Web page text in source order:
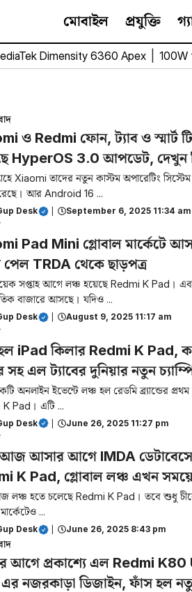
মোবাইল প্রযুক্তি
Dimensity 6360 Apex 100W
ও Redmi ফোন, ট্যাব ও স্মার্ট
HyperOS 3.0 আপডেট, দেখুন
Xiaomi তাদের নতুন কাস্টম অপারেটিং
আর Android 16 ...
Desk September 6, 2025 11:34 am
Pad Mini গ্লোবাল মার্কেটে
TRDA থেকে ছাড়পত্র
সপ্তাহ আগে লঞ্চ হয়েছে Redmi K Pad।
বাজারে আসছে। যদিও ...
Desk August 9, 2025 11:17 am
iPad কিলার Redmi K Pad,
সহ এল ট্যাবের দুনিয়ার নতুন
অনলাইন ইভেন্টে লঞ্চ হল রেডমি ব্র্যান্ডের প্রথম
Pad। এটি ...
Desk June 26, 2025 11:27 pm
আজ আসার আগে IMDA ডেটাবেসে
K Pad, গ্লোবাল লঞ্চ এখন
লঞ্চ হতে চলেছে Redmi K Pad। তবে শুধু
...
Desk June 26, 2025 8:43 pm
আগে প্রকাশ্যে এল Redmi
নজরকাড়া ডিজাইন, ফাঁস হল